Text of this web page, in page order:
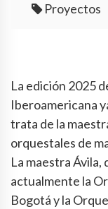
Proyectos
La edición 2025
Iberoamericana
trata de la
orquestales de
La maestra
actualmente la
Bogotá y la